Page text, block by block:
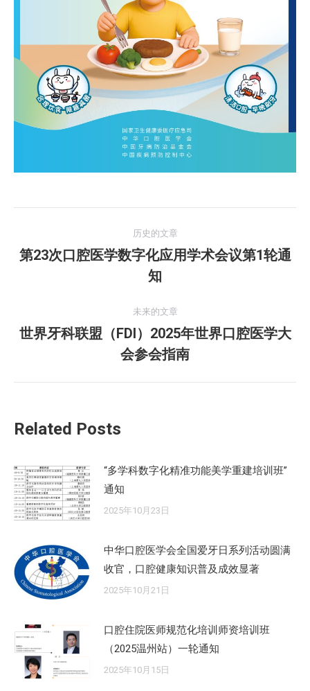
章
历史的文章
历
史
文
章：
第23次口腔医学数字化应用学术会议第1轮通
知
未来的文章
未
来
的
世界牙科联盟（FDI）2025年世界口腔医学大
会参会指南
Related Posts
“多学科数字化精准功能美学重建培训班”
通知
2025年10月23日
中华口腔医学会全国爱牙日系列活动圆满
收官，口腔健康知识普及成效显著
2025年10月21日
口腔住院医师规范化培训师资培训班
（2025温州站）一轮通知
2025年10月15日